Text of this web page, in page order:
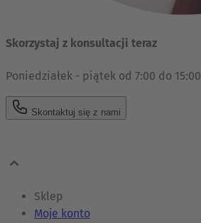
Skorzystaj z konsultacji teraz
Poniedziałek - piątek od 7:00 do 15:00
Skontaktuj się z nami
Sklep
Moje konto